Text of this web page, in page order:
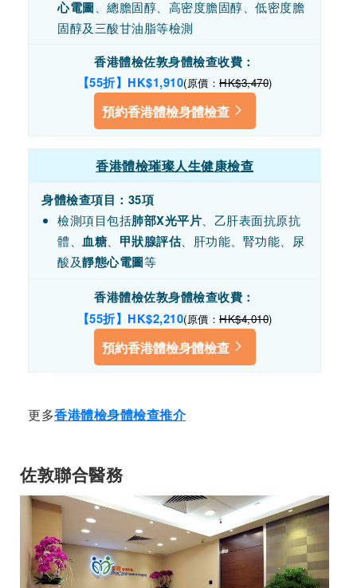
心電圖 、總膽固醇、高密度膽固醇、低密度膽
固醇及三酸甘油脂等檢測
香港體檢佐敦身體檢查收費 ：
【55折】HK$1,910(原價： HK$3,470)
預約香港體檢身體檢查
香港體檢璀璨人生健康檢查
身體檢查項目：35項
檢測項目包括肺部X光平片 、乙肝表面抗原抗
體、 血糖 甲狀腺評估 、肝功能、腎功能、尿
酸及靜態心電圖等
香港體檢佐敦身體檢查收費 ：
【55折】HK$2,210(原價： HK$4,010)
預約香港體檢身體檢查
更多香港體檢身體檢查推介
佐敦聯合醫務